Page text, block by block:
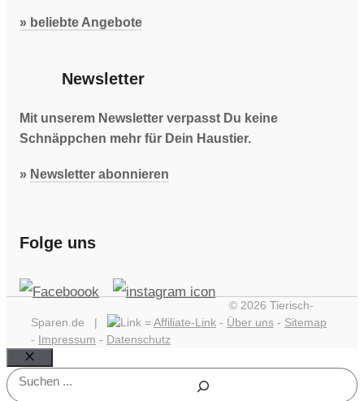
» beliebte Angebote
Newsletter
Mit unserem Newsletter verpasst Du keine
Schnäppchen mehr für Dein Haustier.
» Newsletter abonnieren
Folge uns
© 2026 Tierisch-
Sparen.de |
=Affiliate-Link - Über uns - Sitemap
- Impressum - Datenschutz
Schließen
Suchen